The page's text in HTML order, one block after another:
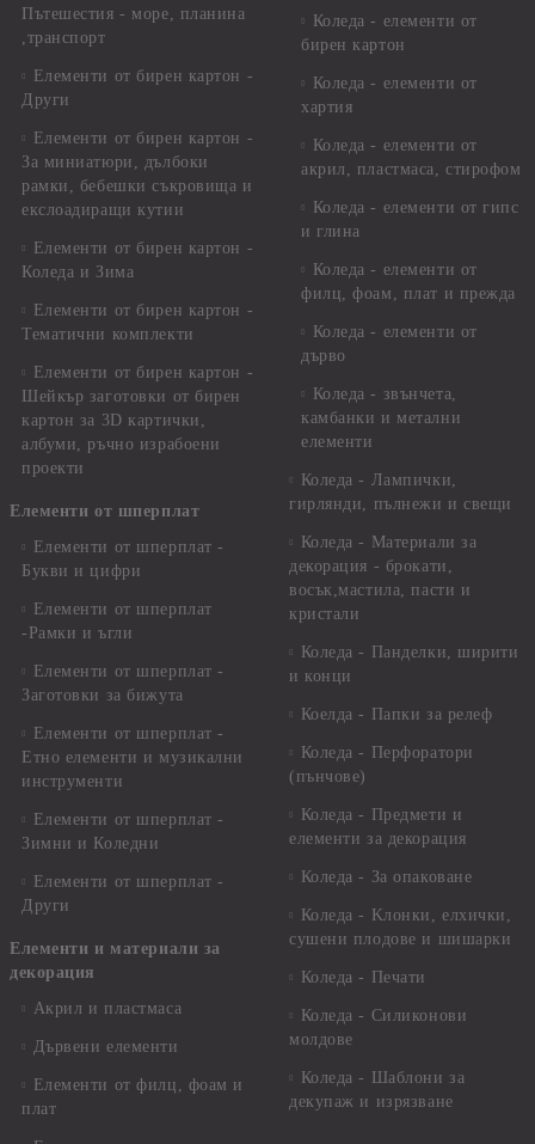
Пътешестия - море, планина
,транспорт
Елементи от бирен картон -
Други
Елементи от бирен картон -
За миниатюри, дълбоки
рамки, бебешки съкровища и
екслоадиращи кутии
Елементи от бирен картон -
Коледа и Зима
Елементи от бирен картон -
Тематични комплекти
Елементи от бирен картон -
Шейкър заготовки от бирен
картон за 3D картички,
албуми, ръчно израбоени
проекти
Елементи от шперплат
Елементи от шперплат -
Букви и цифри
Елементи от шперплат
-Рамки и ъгли
Елементи от шперплат -
Заготовки за бижута
Елементи от шперплат -
Етно елементи и музикални
инструменти
Елементи от шперплат -
Зимни и Коледни
Елементи от шперплат -
Други
Елементи и материали за
декорация
Акрил и пластмаса
Дървени елементи
Елементи от филц, фоам и
плат
Коледа - елементи от
бирен картон
Коледа - елементи от
хартия
Коледа - елементи от
акрил, пластмаса, стирофом
Коледа - елементи от гипс
и глина
Коледа - елементи от
филц, фоам, плат и прежда
Коледа - елементи от
дърво
Коледа - звънчета,
камбанки и метални
елементи
Коледа - Лампички,
гирлянди, пълнежи и свещи
Коледа - Материали за
декорация - брокати,
восък,мастила, пасти и
кристали
Коледа - Панделки, ширити
и конци
Коелда - Папки за релеф
Коледа - Перфоратори
(пънчове)
Коледа - Предмети и
елементи за декорация
Коледа - За опаковане
Коледа - Kлонки, елхички,
сушени плодове и шишарки
Коледа - Печати
Коледа - Силиконови
молдове
Коледа - Шаблони за
декупаж и изрязване